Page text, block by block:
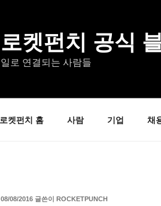
로켓펀치 공식
일로 연결되는 사람들
로켓펀치 홈 사람 기업 채
작
08/08/2016 글쓴이 ROCKETPUNCH